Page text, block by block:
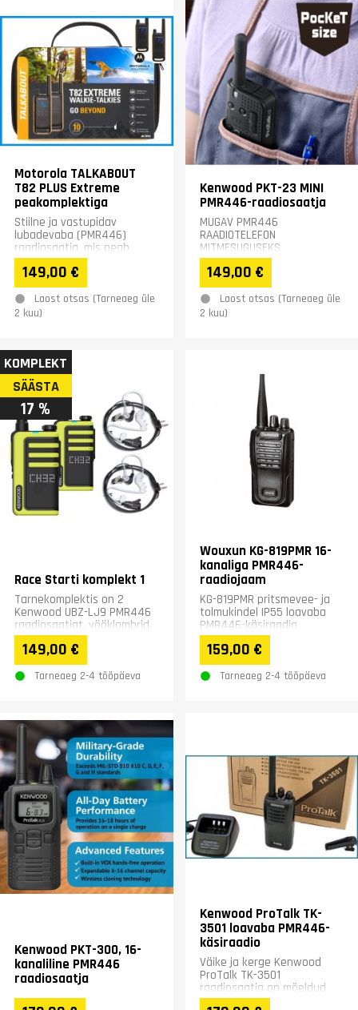
Motorola TALKABOUT
T82 PLUS Extreme
peakomplektiga
Stiilne ja vastupidav
lubadevaba (PMR446)
raadiosaatja, mis peab
vastu ka karmimates
tingimustes. Toode
tarnitakse mugavas...
149,00 €
Laost otsas (Tarneaeg üle
2 kuu)
Kenwood PKT-23 MINI
PMR446-raadiosaatja
MUGAV PMR446
RAADIOTELEFON
MITMESUGUSEKS
RAADIOSIDEKS.
149,00 €
Laost otsas (Tarneaeg üle
2 kuu)
KOMPLEKT
SÄÄSTA
17 %
Race Starti komplekt 1
Tarnekomplektis on 2
Kenwood UBZ-LJ9 PMR446
raadiosaatjat, vööklambrid
ja kahe kaabliga USB-laadija
+ Wouxun PRO Security...
149,00 €
Tarneaeg 2-4 tööpäeva
Wouxun KG-819PMR 16-
kanaliga PMR446-
raadiojaam
KG-819PMR pritsmevee- ja
tolmukindel IP55 loavaba
PMR446-käsiraadio
159,00 €
Tarneaeg 2-4 tööpäeva
Kenwood PKT-300, 16-
kanaliline PMR446
raadiosaatja
Kenwood ProTalk TK-
3501 loavaba PMR446-
käsiraadio
Väike ja kerge Kenwood
ProTalk TK-3501
raadiosaatja on mõeldud
intensiivseks kasutamiseks.